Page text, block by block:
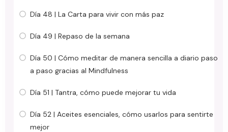
Día 48 | La Carta para vivir con más paz
Día 49 | Repaso de la semana
Día 50 | Cómo meditar de manera sencilla a diario paso
a paso gracias al Mindfulness
Día 51 | Tantra, cómo puede mejorar tu vida
Día 52 | Aceites esenciales, cómo usarlos para sentirte
mejor